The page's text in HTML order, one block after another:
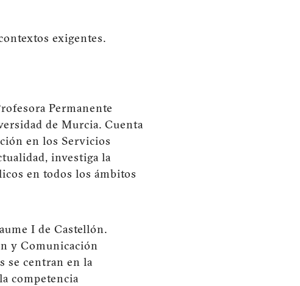
exigentes.
Permanente
de Murcia. Cuenta
en los Servicios
investiga la
en todos los ámbitos
I de Castellón.
y Comunicación
se centran en la
competencia